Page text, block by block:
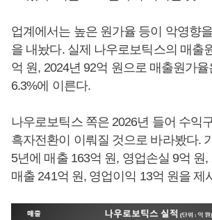
업계에서는 높은 원가율 등이 악영향
을 내놨다. 실제 나우로보틱스의 매출
억 원, 2024년 92억 원으로 매출원가
6.3%에 이른다.
나우로보틱스 쪽은 2026년 들어 수익
흑자전환이 이뤄질 것으로 바라봤다.
5년에 매출 163억 원, 영업손실 9억 원
매출 241억 원, 영업이익 13억 원을 제